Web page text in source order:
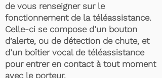
de vous renseigner sur le
fonctionnement de la téléassistance.
Celle-ci se compose d’un bouton
d’alerte, ou de détection de chute, et
d’un boîtier vocal de téléassistance
pour entrer en contact à tout moment
avec le porteur.